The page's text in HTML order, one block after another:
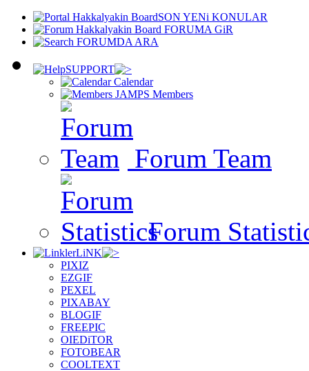
SON YENi KONULAR
FORUMA GiR
FORUMDA ARA
SUPPORT
Calendar
Members
Forum Team
Forum
LiNK
PIXIZ
EZGIF
PEXEL
PIXABAY
BLOGIF
FREEPIC
OIEDiTOR
FOTOBEAR
COOLTEXT